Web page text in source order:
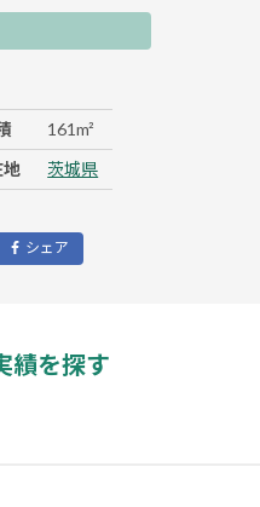
161m²
茨城県
シェア
績を探す